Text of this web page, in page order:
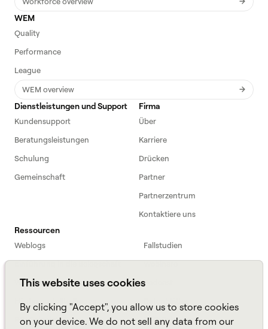
This website uses cookies
By clicking "Accept", you allow us to store cookies
on your device. We do not sell any data from our
WEM
Quality
Performance
League
WEM overview
Dienstleistungen und Support
Kundensupport
Beratungsleistungen
Schulung
Gemeinschaft
Firma
Über
Karriere
Drücken
Partner
Partnerzentrum
Kontaktiere uns
Ressourcen
Weblogs
Fallstudien
Webinars
Podcast
ROI Calculator
TCO Calculator